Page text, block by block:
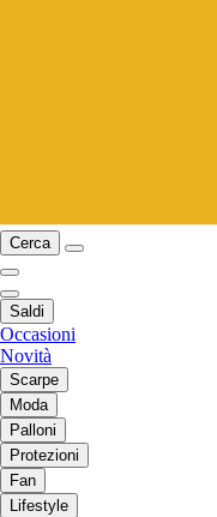
Cerca
Saldi
Occasioni
Novità
Scarpe
Moda
Palloni
Protezioni
Fan
Lifestyle